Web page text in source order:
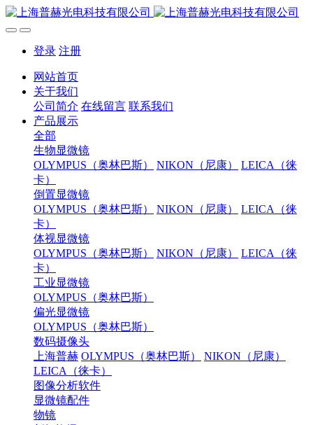
登录 注册
网站首页
关于我们
公司简介 在线留言 联系我们
产品展示
全部
生物显微镜
OLYMPUS（奥林巴斯）
NIKON（尼康）
LEICA（徕
卡）
倒置显微镜
OLYMPUS（奥林巴斯）
NIKON（尼康）
LEICA（徕
卡）
体视显微镜
OLYMPUS（奥林巴斯）
NIKON（尼康）
LEICA（徕
卡）
工业显微镜
OLYMPUS（奥林巴斯）
偏光显微镜
OLYMPUS（奥林巴斯）
数码摄像头
上海普赫 OLYMPUS（奥林巴斯）
NIKON（尼康）
LEICA（徕卡）
图像分析软件
显微镜配件
物镜